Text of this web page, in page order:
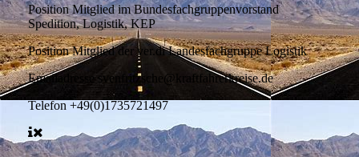
PositionMitglied im Bundesfachgruppenvorstand
Spedition, Logistik, KEP
PositionMitglied der ver.di Landesfachgruppe Logistik
Emailadresse svenfritzsche@kraftfahrerkreise.de
Telefon +49(0)1735721497